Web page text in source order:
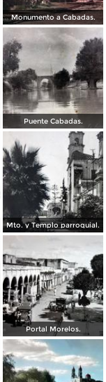
Monumento a Cabadas.
Puente Cabadas.
Mto. y Templo parroquial.
Portal Morelos.